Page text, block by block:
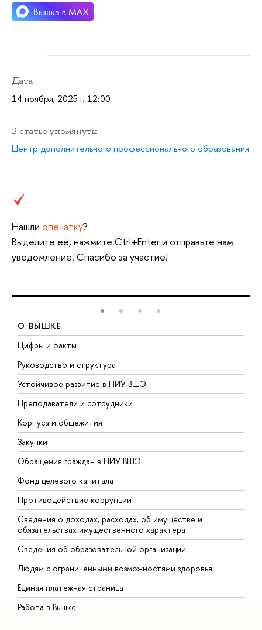
Дата
14 ноября, 2025 г. 12:00
В статье упомянуты
Центр дополнительного профессионального образования
Нашли опечатку?
Выделите её, нажмите Ctrl+Enter и отправьте нам
уведомление. Спасибо за участие!
О ВЫШКЕ
Цифры и факты
Руководство и структура
Устойчивое развитие в НИУ ВШЭ
Преподаватели и сотрудники
Корпуса и общежития
Закупки
Обращения граждан в НИУ ВШЭ
Фонд целевого капитала
Противодействие коррупции
Сведения о доходах, расходах, об имуществе и
обязательствах имущественного характера
Сведения об образовательной организации
Людям с ограниченными возможностями здоровья
Единая платежная страница
Работа в Вышке